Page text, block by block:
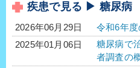
疾患で見る ▶ 糖尿病
2026年06月29日
令和6年
2025年01月06日
糖尿病で
者調査の